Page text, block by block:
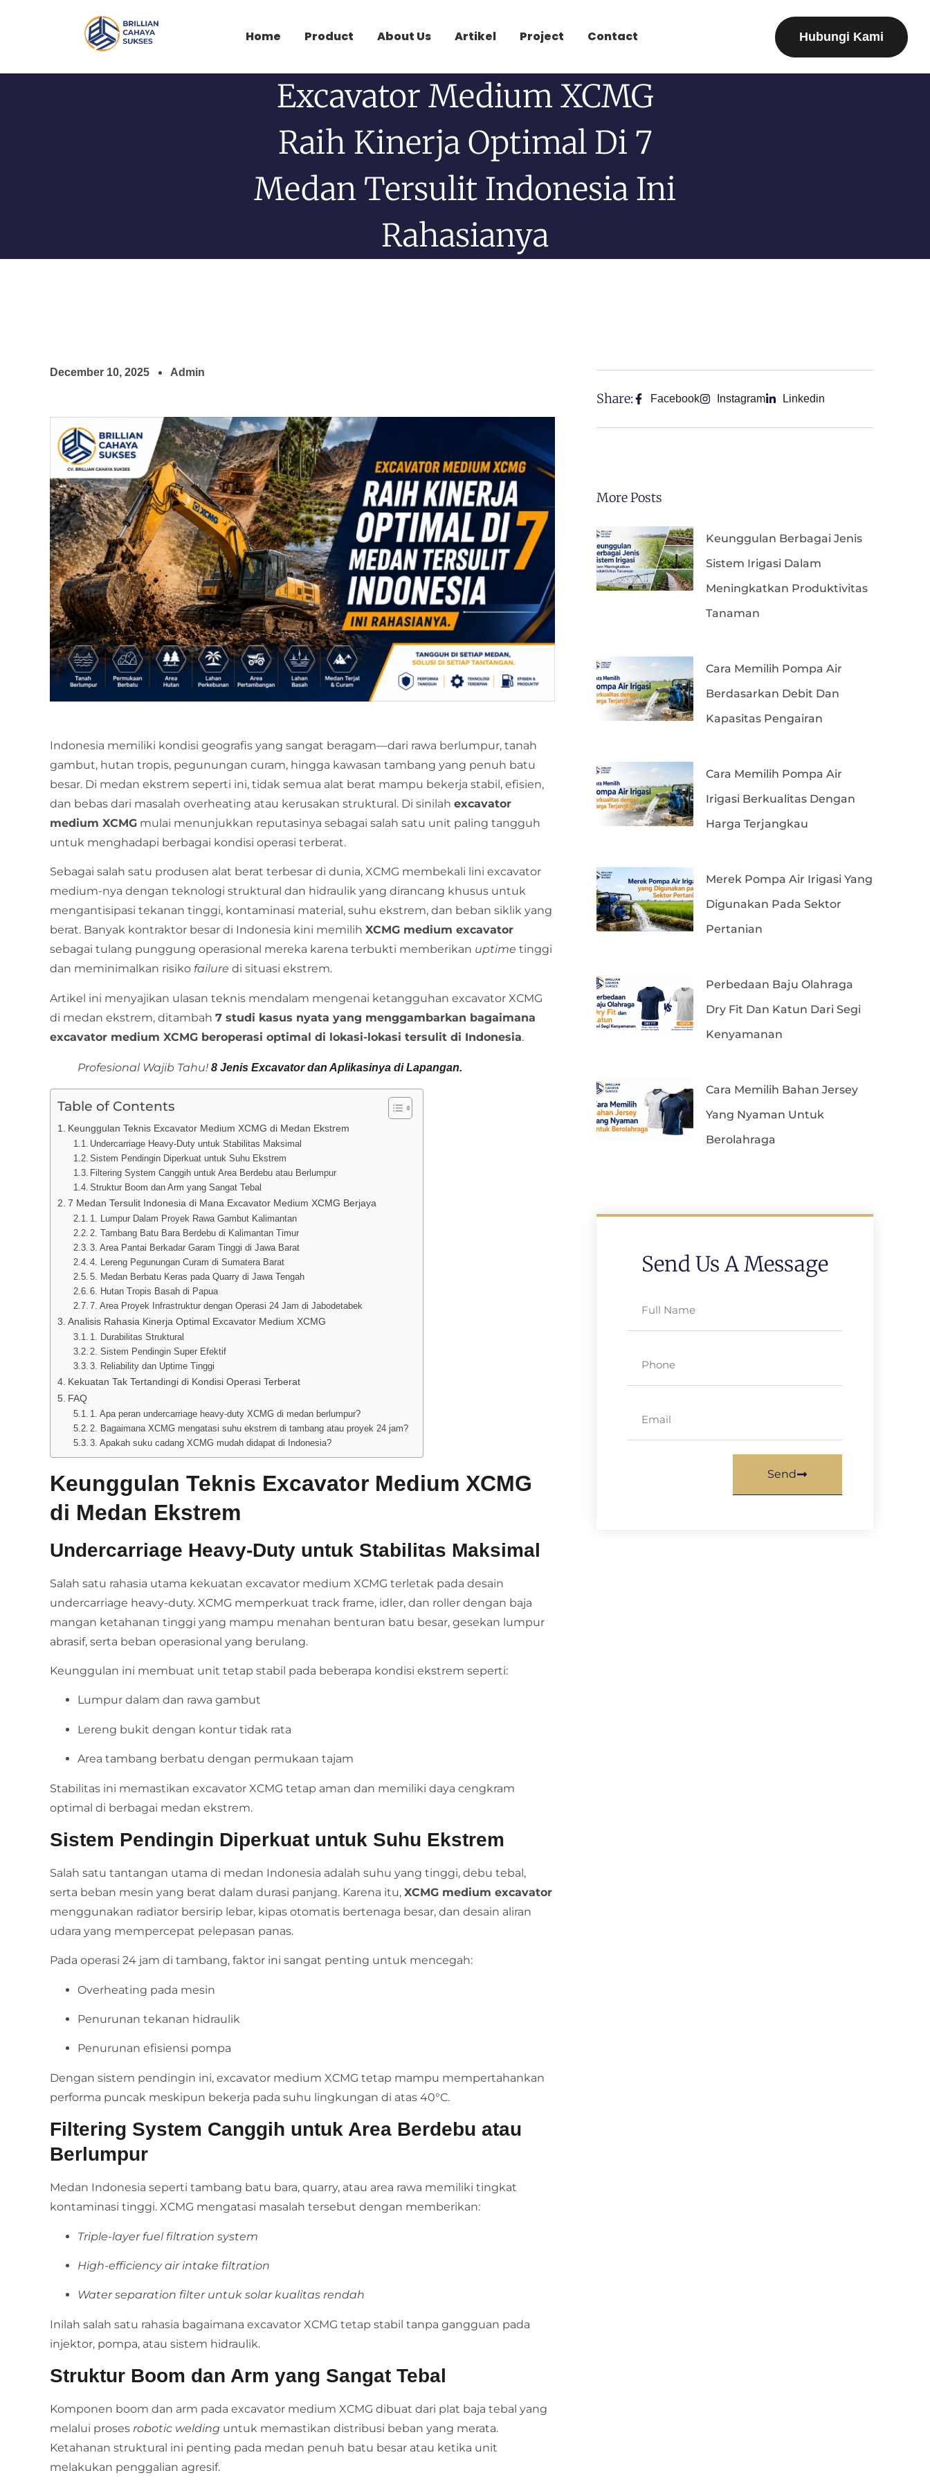
Home Product About Us Artikel Project Contact Hubungi Kami
Excavator Medium XCMG
Raih Kinerja Optimal Di 7
Medan Tersulit Indonesia Ini
Rahasianya
December 10, 2025 Admin
Indonesia memiliki kondisi geografis yang sangat beragam—dari rawa berlumpur, tanah
gambut, hutan tropis, pegunungan curam, hingga kawasan tambang yang penuh batu
besar. Di medan ekstrem seperti ini, tidak semua alat berat mampu bekerja stabil, efisien,
dan bebas dari masalah overheating atau kerusakan struktural. Di sinilah excavator
medium XCMG mulai menunjukkan reputasinya sebagai salah satu unit paling tangguh
untuk menghadapi berbagai kondisi operasi terberat.
Sebagai salah satu produsen alat berat terbesar di dunia, XCMG membekali lini excavator
medium-nya dengan teknologi struktural dan hidraulik yang dirancang khusus untuk
mengantisipasi tekanan tinggi, kontaminasi material, suhu ekstrem, dan beban siklik yang
berat. Banyak kontraktor besar di Indonesia kini memilih XCMG medium excavator
sebagai tulang punggung operasional mereka karena terbukti memberikan uptime tinggi
dan meminimalkan risiko failure di situasi ekstrem.
Artikel ini menyajikan ulasan teknis mendalam mengenai ketangguhan excavator XCMG
di medan ekstrem, ditambah 7 studi kasus nyata yang menggambarkan bagaimana
excavator medium XCMG beroperasi optimal di lokasi-lokasi tersulit di Indonesia.
Profesional Wajib Tahu! 8 Jenis Excavator dan Aplikasinya di Lapangan.
Table of Contents
Keunggulan Teknis Excavator Medium XCMG di Medan Ekstrem
Undercarriage Heavy-Duty untuk Stabilitas Maksimal
Sistem Pendingin Diperkuat untuk Suhu Ekstrem
Filtering System Canggih untuk Area Berdebu atau Berlumpur
Struktur Boom dan Arm yang Sangat Tebal
7 Medan Tersulit Indonesia di Mana Excavator Medium XCMG Berjaya
1. Lumpur Dalam Proyek Rawa Gambut Kalimantan
2. Tambang Batu Bara Berdebu di Kalimantan Timur
3. Area Pantai Berkadar Garam Tinggi di Jawa Barat
4. Lereng Pegunungan Curam di Sumatera Barat
5. Medan Berbatu Keras pada Quarry di Jawa Tengah
6. Hutan Tropis Basah di Papua
7. Area Proyek Infrastruktur dengan Operasi 24 Jam di Jabodetabek
Analisis Rahasia Kinerja Optimal Excavator Medium XCMG
1. Durabilitas Struktural
2. Sistem Pendingin Super Efektif
3. Reliability dan Uptime Tinggi
Kekuatan Tak Tertandingi di Kondisi Operasi Terberat
FAQ
1. Apa peran undercarriage heavy-duty XCMG di medan berlumpur?
2. Bagaimana XCMG mengatasi suhu ekstrem di tambang atau proyek 24 jam?
3. Apakah suku cadang XCMG mudah didapat di Indonesia?
Keunggulan Teknis Excavator Medium XCMG
di Medan Ekstrem
Undercarriage Heavy-Duty untuk Stabilitas Maksimal
Salah satu rahasia utama kekuatan excavator medium XCMG terletak pada desain
undercarriage heavy-duty. XCMG memperkuat track frame, idler, dan roller dengan baja
mangan ketahanan tinggi yang mampu menahan benturan batu besar, gesekan lumpur
abrasif, serta beban operasional yang berulang.
Keunggulan ini membuat unit tetap stabil pada beberapa kondisi ekstrem seperti:
Lumpur dalam dan rawa gambut
Lereng bukit dengan kontur tidak rata
Area tambang berbatu dengan permukaan tajam
Stabilitas ini memastikan excavator XCMG tetap aman dan memiliki daya cengkram
optimal di berbagai medan ekstrem.
Sistem Pendingin Diperkuat untuk Suhu Ekstrem
Salah satu tantangan utama di medan Indonesia adalah suhu yang tinggi, debu tebal,
serta beban mesin yang berat dalam durasi panjang. Karena itu, XCMG medium excavator
menggunakan radiator bersirip lebar, kipas otomatis bertenaga besar, dan desain aliran
udara yang mempercepat pelepasan panas.
Pada operasi 24 jam di tambang, faktor ini sangat penting untuk mencegah:
Overheating pada mesin
Penurunan tekanan hidraulik
Penurunan efisiensi pompa
Dengan sistem pendingin ini, excavator medium XCMG tetap mampu mempertahankan
performa puncak meskipun bekerja pada suhu lingkungan di atas 40°C.
Filtering System Canggih untuk Area Berdebu atau
Berlumpur
Medan Indonesia seperti tambang batu bara, quarry, atau area rawa memiliki tingkat
kontaminasi tinggi. XCMG mengatasi masalah tersebut dengan memberikan:
Triple-layer fuel filtration system
High-efficiency air intake filtration
Water separation filter untuk solar kualitas rendah
Inilah salah satu rahasia bagaimana excavator XCMG tetap stabil tanpa gangguan pada
injektor, pompa, atau sistem hidraulik.
Struktur Boom dan Arm yang Sangat Tebal
Komponen boom dan arm pada excavator medium XCMG dibuat dari plat baja tebal yang
melalui proses robotic welding untuk memastikan distribusi beban yang merata.
Ketahanan struktural ini penting pada medan penuh batu besar atau ketika unit
melakukan penggalian agresif.
Share: Facebook Instagram Linkedin
More Posts
Keunggulan Berbagai Jenis
Sistem Irigasi Dalam
Meningkatkan Produktivitas
Tanaman
Cara Memilih Pompa Air
Berdasarkan Debit Dan
Kapasitas Pengairan
Cara Memilih Pompa Air
Irigasi Berkualitas Dengan
Harga Terjangkau
Merek Pompa Air Irigasi Yang
Digunakan Pada Sektor
Pertanian
Perbedaan Baju Olahraga
Dry Fit Dan Katun Dari Segi
Kenyamanan
Cara Memilih Bahan Jersey
Yang Nyaman Untuk
Berolahraga
Send Us A Message
Send